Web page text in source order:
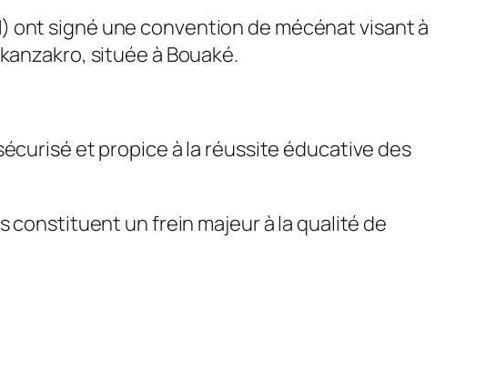
ont signé une convention de mécénat visant à
située à Bouaké.
et propice à la réussite éducative des
constituent un frein majeur à la qualité de